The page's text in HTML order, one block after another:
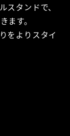
スタンドで、
ます。
をよりスタイ